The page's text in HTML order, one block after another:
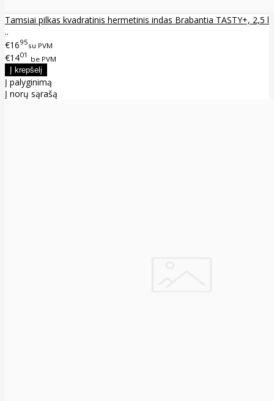
Tamsiai pilkas kvadratinis hermetinis indas Brabantia TASTY+, 2,5 l
..
€1695su PVM
€1401 be PVM
Į palyginimą
Į norų sąrašą